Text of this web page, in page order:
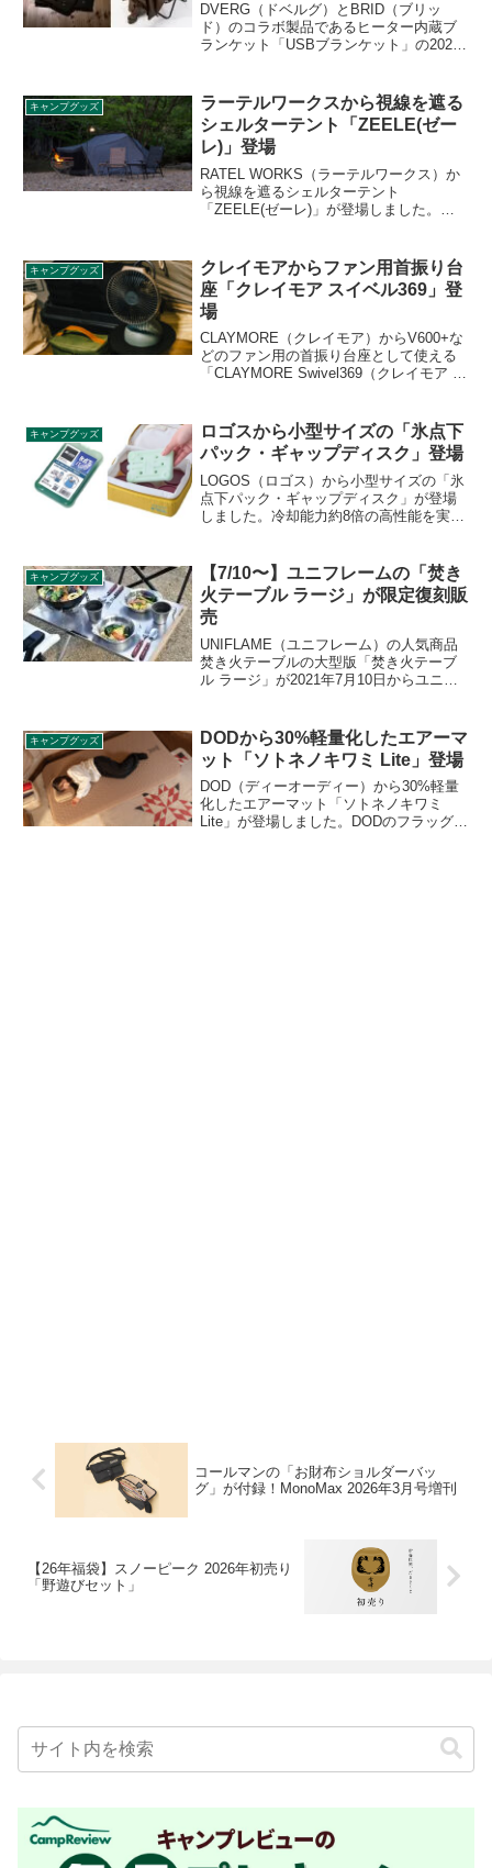
DVERG（ドベルグ）とBRID（ブリッ
ド）のコラボ製品であるヒーター内蔵ブ
ランケット「USBブランケット」の2022
とができるブランケットです。詳細をレ
ビューします。
キャンプグッズ
ラーテルワークスから視線を遮る
シェルターテント「ZEELE(ゼー
レ)」登場
RATEL WORKS（ラーテルワークス）か
ら視線を遮るシェルターテント
「ZEELE(ゼーレ)」が登場しました。人
生地特有の美しさと、無駄を省くことで
シンプルかつ存在感のあるデザインが特
徴です。詳細をレビューします。
キャンプグッズ
クレイモアからファン用首振り台
座「クレイモア スイベル369」登
場
CLAYMORE（クレイモア）からV600+な
どのファン用の首振り台座として使える
「CLAYMORE Swivel369（クレイモア ス
なくスマホなどへの給電も可能です。詳
細をレビューします。
キャンプグッズ
ロゴスから小型サイズの「氷点下
パック・ギャップディスク」登場
LOGOS（ロゴス）から小型サイズの「氷
点下パック・ギャップディスク」が登場
しました。冷却能力約8倍の高性能を実現
すい薄型設計となっており、生ものや冷
凍食品の鮮度をしっかりキープします。
詳細をレビューします。
キャンプグッズ
【7/10〜】ユニフレームの「焚き
火テーブル ラージ」が限定復刻販
売
UNIFLAME（ユニフレーム）の人気商品
焚き火テーブルの大型版「焚き火テーブ
ル ラージ」が2021年7月10日からユニフ
気になっている方は要チェックです。詳
細をレビューします。
キャンプグッズ
DODから30%軽量化したエアーマ
ット「ソトネノキワミ Lite」登場
DOD（ディーオーディー）から30%軽量
化したエアーマット「ソトネノキワミ
Lite」が登場しました。DODのフラッグシ
コールマンの「お財布ショルダーバッ
グ」が付録！MonoMax 2026年3月号増刊
【26年福袋】スノーピーク 2026年初売り
「野遊びセット」